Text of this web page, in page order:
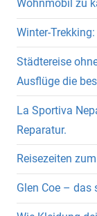
Wohnmobil zu
Winter-
Städtereise
Ausflüge die
La Sportiva
Reparatur.
Reisezeiten
Glen Coe –